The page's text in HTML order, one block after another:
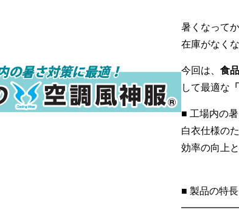
暑くなって
在庫がなく
今回は、 食
して最適な
■ 工場内の
白衣仕様の
効率の向上
■ 製品の特長